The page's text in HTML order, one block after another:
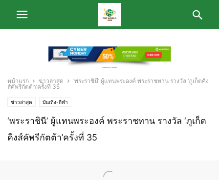
หน้าแรก ข่าวล่าสุด
‘พระราชินี’ ผู้แทนพระองค์ พระราชทาน รางวัล ‘ภูเก็ตคิง
ส์คัพรีกัตต้า’ครั้งที่ 35
ข่าวล่าสุด บันเทิง-กีฬา
‘พระราชินี’ ผู้แทนพระองค์ พระราชทาน รางวัล ‘ภูเก็ต
คิงส์คัพรีกัตต้า’ครั้งที่ 35